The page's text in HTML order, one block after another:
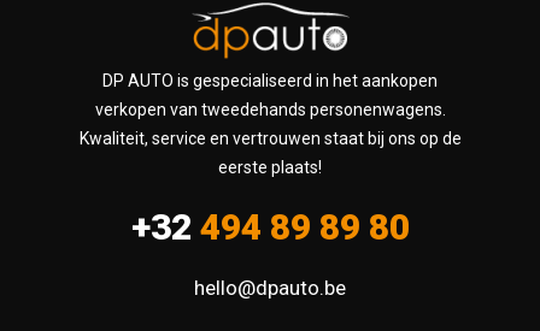
DP AUTO is gespecialiseerd in het aankopen
verkopen van tweedehands personenwagens.
Kwaliteit, service en vertrouwen staat bij ons op de
eerste plaats!
+32 494 89 89 80
hello@dpauto.be